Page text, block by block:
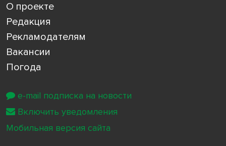
О проекте
Редакция
Рекламодателям
Вакансии
Погода
e-mail подписка на новости
Включить уведомления
Мобильная версия сайта